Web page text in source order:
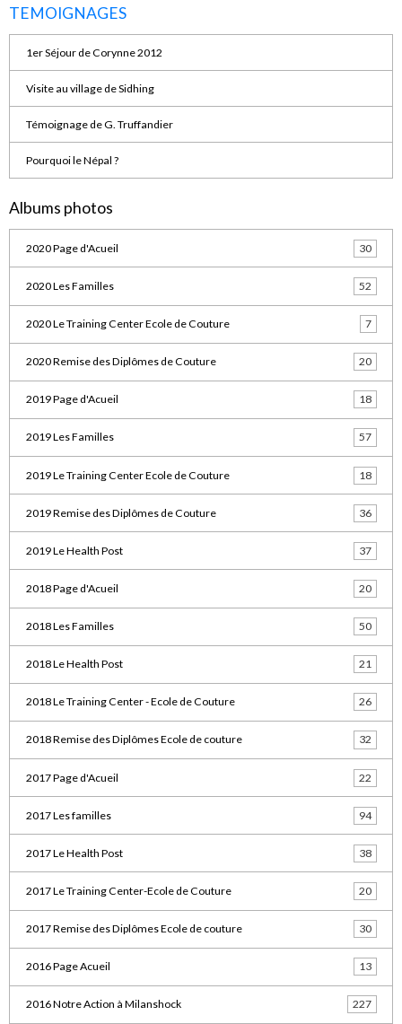
TEMOIGNAGES
1er Séjour de Corynne 2012
Visite au village de Sidhing
Témoignage de G. Truffandier
Pourquoi le Népal ?
Albums photos
2020 Page d'Acueil 30
2020 Les Familles 52
2020 Le Training Center Ecole de Couture 7
2020 Remise des Diplômes de Couture 20
2019 Page d'Acueil 18
2019 Les Familles 57
2019 Le Training Center Ecole de Couture 18
2019 Remise des Diplômes de Couture 36
2019 Le Health Post 37
2018 Page d'Acueil 20
2018 Les Familles 50
2018 Le Health Post 21
2018 Le Training Center - Ecole de Couture 26
2018 Remise des Diplômes Ecole de couture 32
2017 Page d'Acueil 22
2017 Les familles 94
2017 Le Health Post 38
2017 Le Training Center-Ecole de Couture 20
2017 Remise des Diplômes Ecole de couture 30
2016 Page Acueil 13
2016 Notre Action à Milanshock 227